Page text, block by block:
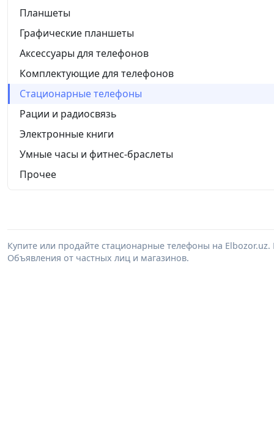
Планшеты
Графические планшеты
Аксессуары для телефонов
Комплектующие для телефонов
Стационарные телефоны
Рации и радиосвязь
Электронные книги
Умные часы и фитнес-браслеты
Прочее
Купите или продайте стационарные телефоны на
Объявления от частных лиц и магазинов.